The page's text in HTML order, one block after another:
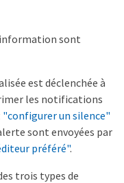
sont
est déclenchée à
les notifications
"configurer un silence"
sont envoyées par
préféré".
trois types de